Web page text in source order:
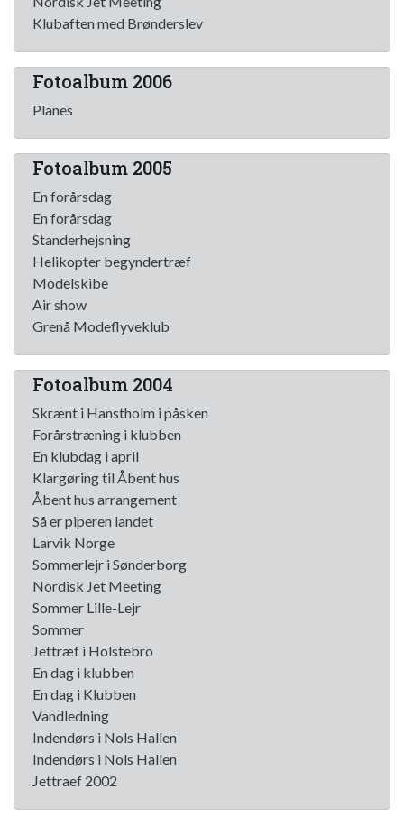
Klubaften med Brønderslev
Fotoalbum 2006
Planes
Fotoalbum 2005
En forårsdag
En forårsdag
Standerhejsning
Helikopter begyndertræf
Modelskibe
Air show
Grenå Modeflyveklub
Fotoalbum 2004
Skrænt i Hanstholm i påsken
Forårstræning i klubben
En klubdag i april
Klargøring til Åbent hus
Åbent hus arrangement
Så er piperen landet
Larvik Norge
Sommerlejr i Sønderborg
Nordisk Jet Meeting
Sommer Lille-Lejr
Sommer
Jettræf i Holstebro
En dag i klubben
En dag i Klubben
Vandledning
Indendørs i Nols Hallen
Indendørs i Nols Hallen
Jettraef 2002